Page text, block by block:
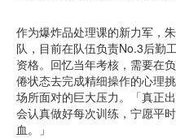
作为爆炸品处理课的新力军，
队，目前在队伍负责No.3后勤
资格。回忆当年考核，需要在
倦状态去完成精细操作的心理
场所面对的巨大压力。「真正
会认真做好每次训练，宁愿平
血。」